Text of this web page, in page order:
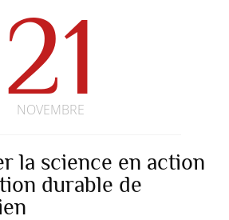
21
NOVEMBRE
la science en action
durable de